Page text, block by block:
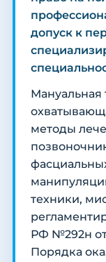
допуск к
Мануальная
методы
техники,
РФ №292н
Порядка